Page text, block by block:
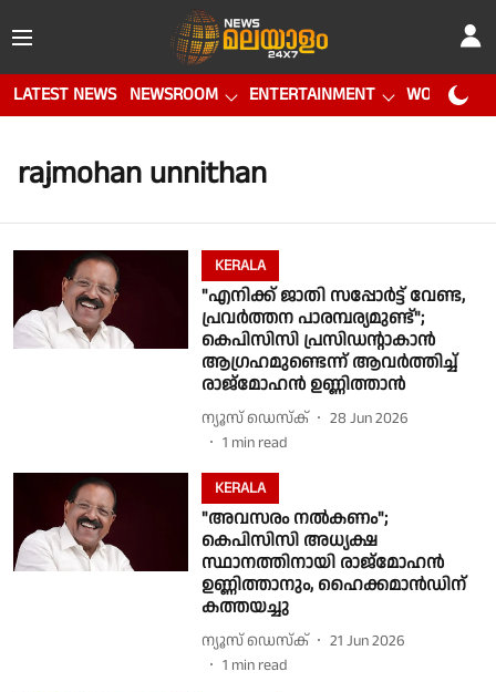
LATEST NEWS NEWSROOM ENTERTAINMENT WORLD CUP
rajmohan unnithan
KERALA
"എനിക്ക് ജാതി സപ്പോർട്ട് വേണ്ട,
പ്രവർത്തന പാരമ്പര്യമുണ്ട്";
കെപിസിസി പ്രസിഡൻ്റാകാൻ
ആഗ്രഹമുണ്ടെന്ന് ആവർത്തിച്ച്
രാജ്മോഹൻ ഉണ്ണിത്താൻ
ന്യൂസ് ഡെസ്ക്
28 Jun 2026
1 min read
KERALA
"അവസരം നൽകണം";
കെപിസിസി അധ്യക്ഷ
സ്ഥാനത്തിനായി രാജ്മോഹൻ
ഉണ്ണിത്താനും, ഹൈക്കമാൻഡിന്
കത്തയച്ചു
ന്യൂസ് ഡെസ്ക്
21 Jun 2026
1 min read